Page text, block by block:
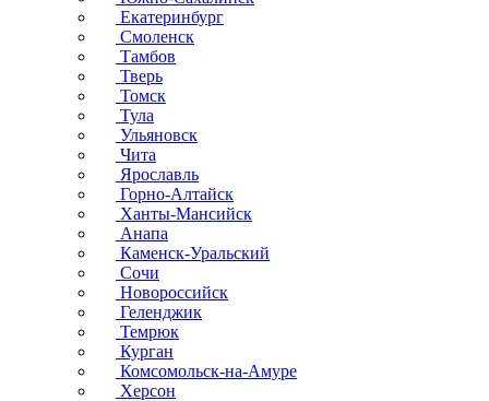
Екатеринбург
Смоленск
Тамбов
Тверь
Томск
Тула
Ульяновск
Чита
Ярославль
Горно-Алтайск
Ханты-Мансийск
Анапа
Каменск-Уральский
Сочи
Новороссийск
Геленджик
Темрюк
Курган
Комсомольск-на-Амуре
Херсон